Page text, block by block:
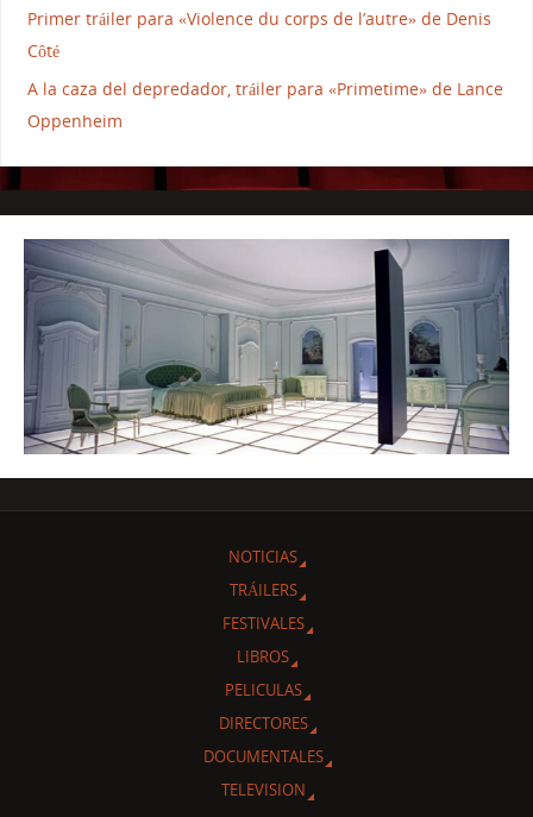
Primer tráiler para «Violence du corps de l’autre» de Denis
Côté
A la caza del depredador, tráiler para «Primetime» de Lance
Oppenheim
NOTICIAS
TRÁILERS
FESTIVALES
LIBROS
PELICULAS
DIRECTORES
DOCUMENTALES
TELEVISION